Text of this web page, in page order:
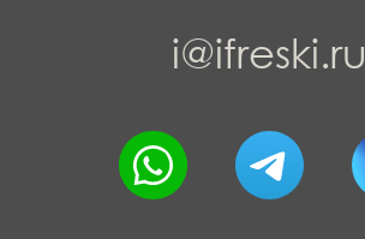
i@ifreski.ru